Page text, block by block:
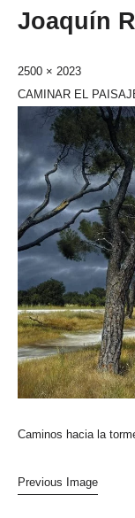
Joaquín
2500 × 2023
CAMINAR EL
Caminos hacia la
Previous Image